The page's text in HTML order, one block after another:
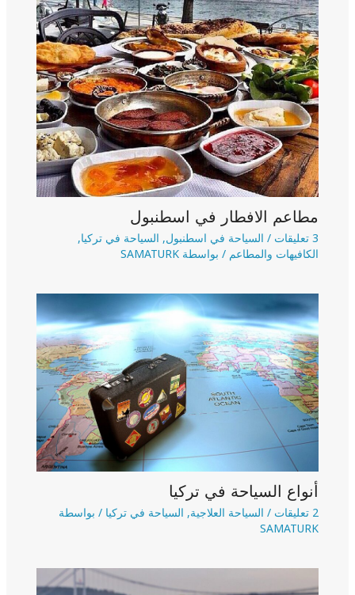
مطاعم الافطار في اسطنبول
3 تعليقات / السياحة في اسطنبول, السياحة في تركيا,
الكافيهات والمطاعم / بواسطة SAMATURK
أنواع السياحة في تركيا
2 تعليقات / السياحة العلاجية, السياحة في تركيا / بواسطة
SAMATURK